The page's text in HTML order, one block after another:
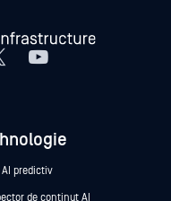
predictiv
de conținut AI